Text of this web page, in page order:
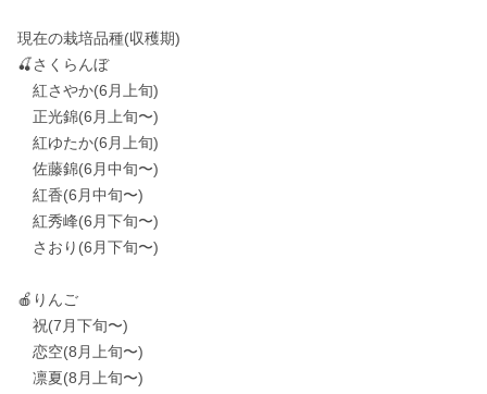
現在の栽培品種(収穫期)
🍒さくらんぼ
紅さやか(6月上旬)
正光錦(6月上旬〜)
紅ゆたか(6月上旬)
佐藤錦(6月中旬〜)
紅香(6月中旬〜)
紅秀峰(6月下旬〜)
さおり(6月下旬〜)
🍎りんご
祝(7月下旬〜)
恋空(8月上旬〜)
凛夏(8月上旬〜)